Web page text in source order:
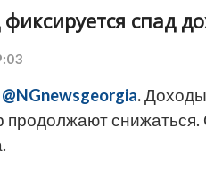
спад
@NGnewsgeorgia.Доходы
продолжают снижаться.